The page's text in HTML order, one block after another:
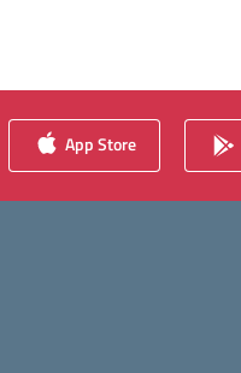
App Store